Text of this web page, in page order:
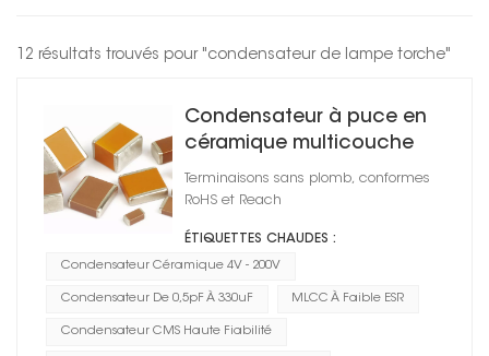
12 résultats trouvés pour "condensateur de lampe torche"
Condensateur à puce en
céramique multicouche
CMS
Terminaisons sans plomb, conformes
RoHS et Reach
ÉTIQUETTES CHAUDES :
Condensateur Céramique 4V - 200V
Condensateur De 0,5pF À 330uF MLCC À Faible ESR
Condensateur CMS Haute Fiabilité